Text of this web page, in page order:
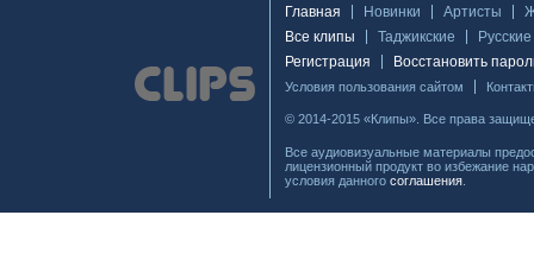
Главная Новинки Артисты
Все клипы
Таджикские
Русские
Регистрация
Восстановить
Условия пользования сайтом
© 2014-2015 «Клипы». Все права
Все аудиовизуальные материалы
лицензионный продукт во избежание
условия данного соглашения